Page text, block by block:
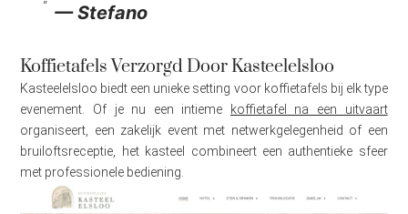
— Stefano
Koffietafels Verzorgd Door Kasteelelsloo
Kasteelelsloo biedt een unieke setting voor koffietafels bij elk type
evenement. Of je nu een intieme
koffietafel na een uitvaart
organiseert, een zakelijk event met netwerkgelegenheid of een
bruiloftsreceptie, het kasteel combineert een authentieke sfeer
met professionele bediening.